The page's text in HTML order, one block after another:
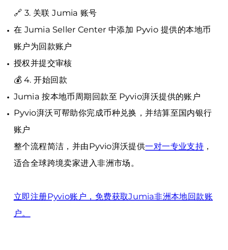
🔗 3. 关联 Jumia 账号
在 Jumia Seller Center 中添加 Pyvio 提供的本地币
账户为回款账户
授权并提交审核
💰 4. 开始回款
Jumia 按本地币周期回款至 Pyvio湃沃提供的账户
Pyvio湃沃可帮助你完成币种兑换，并结算至国内银行
账户
整个流程简洁，并由Pyvio湃沃提供一对一专业支持 ，
适合全球跨境卖家进入非洲市场。
立即注册Pyvio账户，免费获取Jumia非洲本地回款账
户。